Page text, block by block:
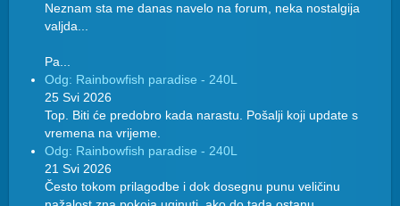
Neznam sta me danas navelo na forum, neka nostalgija
valjda...
Pa...
Odg: Rainbowfish paradise - 240L
25 Svi 2026
Top. Biti će predobro kada narastu. Pošalji koji update s
vremena na vrijeme.
Odg: Rainbowfish paradise - 240L
21 Svi 2026
Često tokom prilagodbe i dok dosegnu punu veličinu